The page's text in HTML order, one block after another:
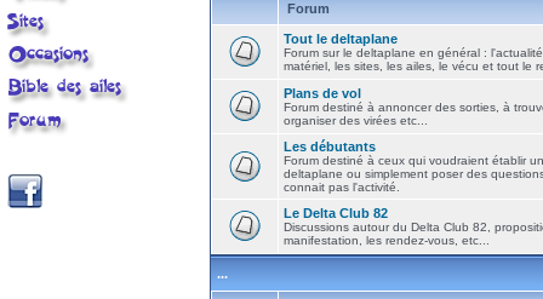
Forum
Tout le deltaplane
Forum sur le deltaplane en général :
matériel, les sites, les ailes, le vécu et tout le
Plans de vol
Forum destiné à annoncer des sorties, à
organiser des virées etc...
Les débutants
Forum destiné à ceux qui voudraient établir
deltaplane ou simplement poser des
connait pas l'activité.
Le Delta Club 82
Discussions autour du Delta Club 82,
manifestation, les rendez-vous, etc...
...